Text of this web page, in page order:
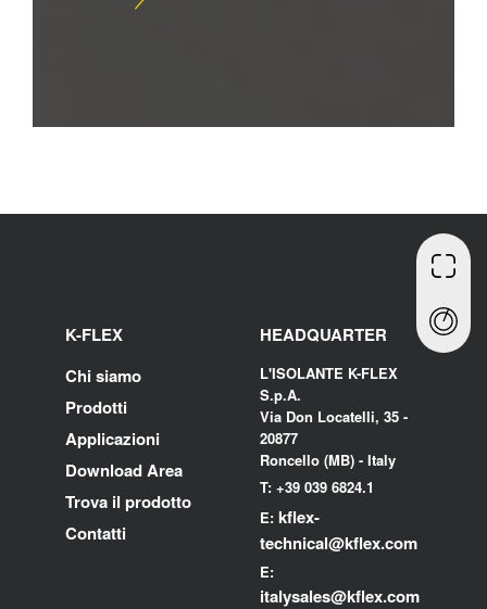
K-FLEX
Chi siamo
Prodotti
Applicazioni
Download Area
Trova il prodotto
Contatti
HEADQUARTER
L'ISOLANTE K-FLEX
S.p.A.
Via Don Locatelli, 35 -
20877
Roncello (MB) - Italy
T: +39 039 6824.1
E: kflex-
technical@kflex.com
E:
italysales@kflex.com